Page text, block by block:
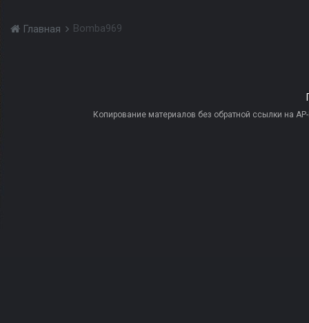
Главная Bomba969
Копирование материалов без обратной ссылки на